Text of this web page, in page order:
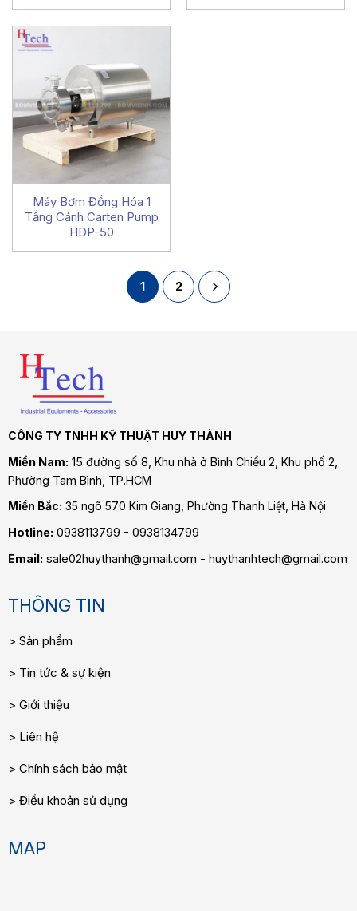
Máy Bơm Đồng Hóa 1
Tầng Cánh Carten Pump
HDP-50
1 2
CÔNG TY TNHH KỸ THUẬT HUY THÀNH
Miền Nam: 15 đường số 8, Khu nhà ở Bình Chiểu 2, Khu phố 2,
Phường Tam Bình , TP.HCM
Miền Bắc: 35 ngõ 570 Kim Giang, Phường Thanh Liệt, Hà Nội
Hotline: 0938113799 - 0938134799
Email: sale02huythanh@gmail.com - huythanhtech@gmail.com
THÔNG TIN
Sản phẩm
Tin tức & sự kiện
Giới thiệu
Liên hệ
Chính sách bảo mật
Điều khoản sử dụng
MAP